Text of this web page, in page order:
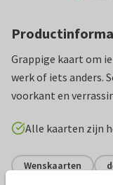
Grappige kaart om
werk of iets anders.
voorkant en
Alle kaarten zijn
Wenskaarten